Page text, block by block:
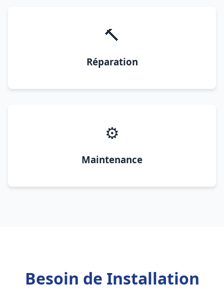
🔨
Réparation
⚙️
Maintenance
Besoin de Installation